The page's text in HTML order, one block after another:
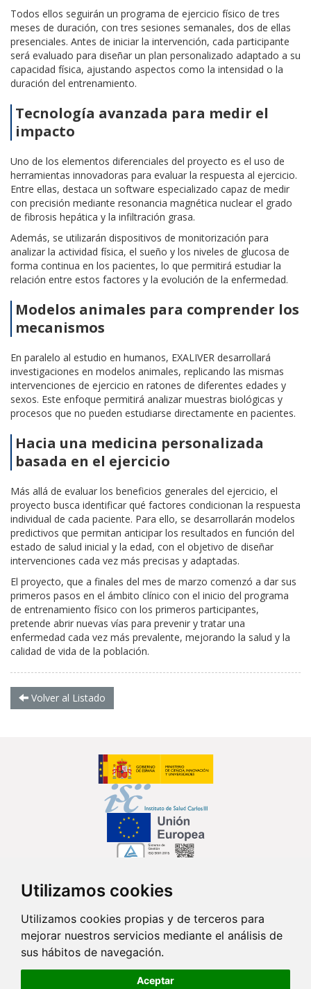
Utilizamos cookies
Utilizamos cookies propias y de terceros para
mejorar nuestros servicios mediante el análisis de
sus hábitos de navegación.
Aceptar
Todos ellos seguirán un programa de ejercicio físico de tres
meses de duración, con tres sesiones semanales, dos de ellas
presenciales. Antes de iniciar la intervención, cada participante
será evaluado para diseñar un plan personalizado adaptado a su
capacidad física, ajustando aspectos como la intensidad o la
duración del entrenamiento.
Tecnología avanzada para medir el
impacto
Uno de los elementos diferenciales del proyecto es el uso de
herramientas innovadoras para evaluar la respuesta al ejercicio.
Entre ellas, destaca un software especializado capaz de medir
con precisión mediante resonancia magnética nuclear el grado
de fibrosis hepática y la infiltración grasa.
Además, se utilizarán dispositivos de monitorización para
analizar la actividad física, el sueño y los niveles de glucosa de
forma continua en los pacientes, lo que permitirá estudiar la
relación entre estos factores y la evolución de la enfermedad.
Modelos animales para comprender los
mecanismos
En paralelo al estudio en humanos, EXALIVER desarrollará
investigaciones en modelos animales, replicando las mismas
intervenciones de ejercicio en ratones de diferentes edades y
sexos. Este enfoque permitirá analizar muestras biológicas y
procesos que no pueden estudiarse directamente en pacientes.
Hacia una medicina personalizada
basada en el ejercicio
Más allá de evaluar los beneficios generales del ejercicio, el
proyecto busca identificar qué factores condicionan la respuesta
individual de cada paciente. Para ello, se desarrollarán modelos
predictivos que permitan anticipar los resultados en función del
estado de salud inicial y la edad, con el objetivo de diseñar
intervenciones cada vez más precisas y adaptadas.
El proyecto, que a finales del mes de marzo comenzó a dar sus
primeros pasos en el ámbito clínico con el inicio del programa
de entrenamiento físico con los primeros participantes,
pretende abrir nuevas vías para prevenir y tratar una
enfermedad cada vez más prevalente, mejorando la salud y la
calidad de vida de la población.
Volver al Listado
Síguenos en...
Contacto
Av. Monforte de Lemos, 3-5. Pabellón 11. Planta 0 28029 Madrid